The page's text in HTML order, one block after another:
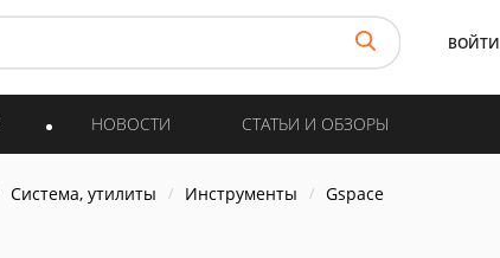
ВОЙТИ
НОВОСТИ СТАТЬИ И ОБЗОРЫ
Система, утилиты Инструменты Gspace